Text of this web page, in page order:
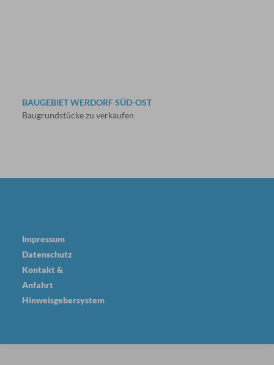
BAUGEBIET WERDORF SÜD-OST
Baugrundstücke zu verkaufen
Impressum
Datenschutz
Kontakt &
Anfahrt
Hinweisgebersystem